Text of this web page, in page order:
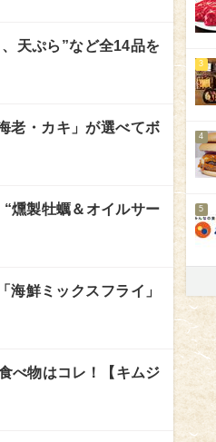
天ぷら”など全14品を
老・カキ」が選べてボ
燻製牡蠣＆オイルサー
海鮮ミックスフライ」
べ物はコレ！【キムジ
3
4
5